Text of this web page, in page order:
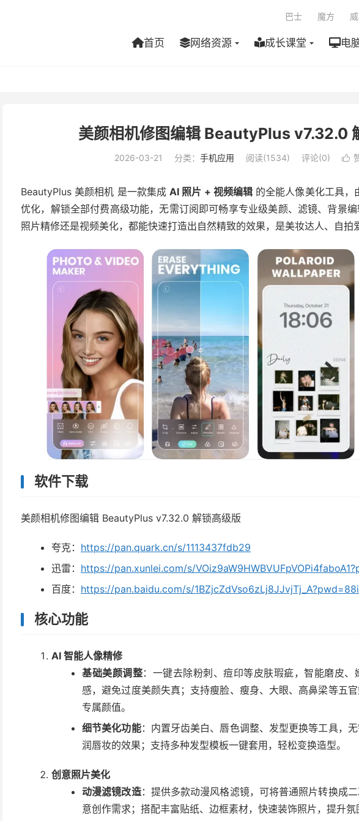
首页 网络资源 成长课堂 电
巴士 魔方
美颜相机修图编辑 BeautyPlus v7.32.0
2026-03-21 分类： 手机应用 阅读(1534) 评论(0) 
BeautyPlus 美颜相机 是一款集成AI 照片 + 视频编辑 的全能人像美化工具
优化，解锁全部付费高级功能，无需订阅即可畅享专业级美颜、滤镜、背景编
照片精修还是视频美化，都能快速打造出自然精致的效果，是美妆达人、自拍
软件下载
美颜相机修图编辑 BeautyPlus v7.32.0 解锁高级版
夸克： https://pan.quark.cn/s/1113437fdb29
迅雷： https://pan.xunlei.com/s/
百度： https://pan.baidu.com/s/
核心功能
AI 智能人像精修
基础美颜调整：一键去除粉刺、痘印等皮肤瑕疵，智能磨皮
感，避免过度美颜失真；支持瘦脸、瘦身、大眼、高鼻梁等五
专属颜值。
细节美化功能：内置牙齿美白、唇色调整、发型更换等工具，
润唇妆的效果；支持多种发型模板一键套用，轻松变换造型。
创意照片美化
动漫滤镜改造：提供多款动漫风格滤镜，可将普通照片转换成
意创作需求；搭配丰富贴纸、边框素材，快速装饰照片，提升氛